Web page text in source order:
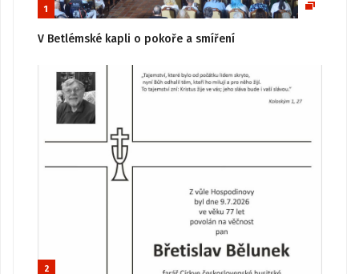
1
V Betlémské kapli o pokoře a smíření
2